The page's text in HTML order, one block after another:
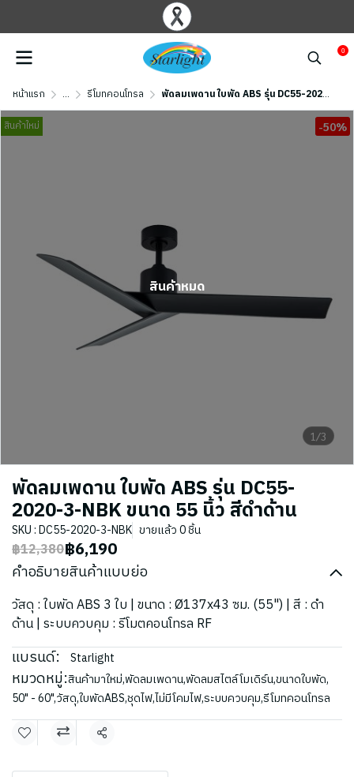
0
หน้าแรก ... รีโมทคอนโทรล พัดลมเพดาน ใบพัด ABS รุ่น DC55-2020-3-NBK ขนาด 55 นิ้ว สีดำด้าน
1/3
สินค้าใหม่ -50%
สินค้าหมด
พัดลมเพดาน ใบพัด ABS รุ่น DC55-
2020-3-NBK ขนาด 55 นิ้ว สีดำด้าน
SKU : DC55-2020-3-NBK ขายแล้ว 0 ชิ้น
฿12,380฿6,190
คำอธิบายสินค้าแบบย่อ
วัสดุ : ใบพัด ABS 3 ใบ | ขนาด : Ø137x43 ซม. (55") | สี : ดำ
ด้าน | ระบบควบคุม : รีโมตคอนโทรล RF
แบรนด์: Starlight
หมวดหมู่:สินค้ามาใหม่,พัดลมเพดาน,พัดลมสไตล์โมเดิร์น,ขนาดใบพัด,
50" - 60",วัสดุ,ใบพัดABS,ชุดไฟ,ไม่มีโคมไฟ,ระบบควบคุม,รีโมทคอนโทรล
แชร์